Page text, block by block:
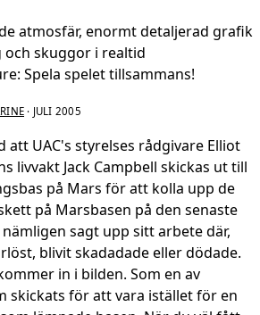
atmosfär, enormt detaljerad grafik
och skuggor i realtid
Spela spelet tillsammans!
· JULI 2005
att UAC's styrelses rådgivare Elliot
livvakt Jack Campbell skickas ut till
på Mars för att kolla upp de
på Marsbasen på den senaste
sagt upp sitt arbete där,
blivit skadadade eller dödade.
in i bilden. Som en av
skickats för att vara istället för en